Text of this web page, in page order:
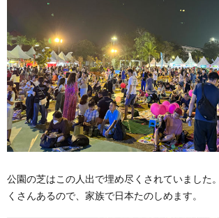
公園の芝はこの人出で埋め尽くされていました
くさんあるので、家族で日本たのしめます。